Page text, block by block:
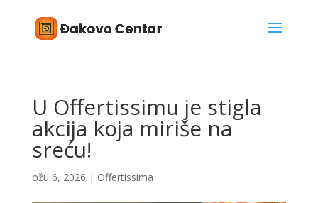
U Offertissimu je stigla
akcija koja miriše na
sreću!
ožu 6, 2026 | Offertissima